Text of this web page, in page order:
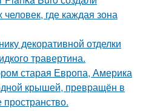
где каждая зона
декоративной отделки
травертина.
старая Европа, Америка
крышей, превращён в